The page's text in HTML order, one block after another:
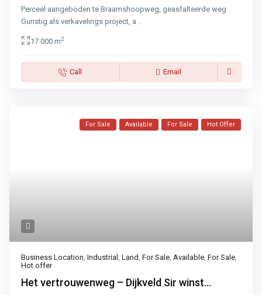
Perceel aangeboden te Braamshoopweg, geasfalteerde weg
Gunstig als verkavelings project, a ...
17.000 m2
Call Email
For Sale Available For Sale Hot Offer
Business Location,Industrial,Land,For Sale,Available,For Sale,
Hot offer
Het vertrouwenweg – Dijkveld Sir winst...